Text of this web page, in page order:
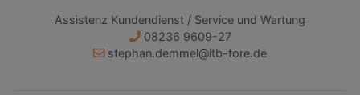
Assistenz Kundendienst / Service und Wartung
08236 9609-27
stephan.demmel@itb-tore.de